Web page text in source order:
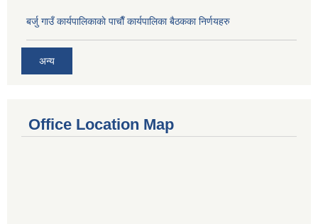
बर्जु गाउँ कार्यपालिकाकाे पाचाै‌ँ कार्यपालिका बैठकका निर्णयहरु
अन्य
Office Location Map